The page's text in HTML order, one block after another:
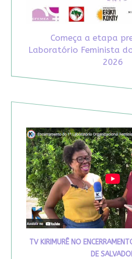
Começa a etapa
Laboratório Feminista
2026
TV KIRIMURÊ NO
DE